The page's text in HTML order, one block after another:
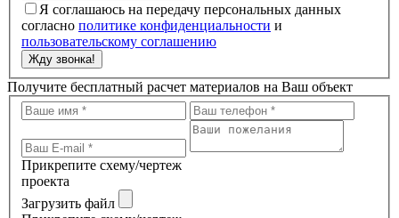
Я соглашаюсь на передачу персональных данных
согласно политике конфиденциальности и
пользовательскому соглашению
Жду звонка!
Получите бесплатный расчет материалов на Ваш объект
Прикрепите схему/чертеж
проекта
Загрузить файл